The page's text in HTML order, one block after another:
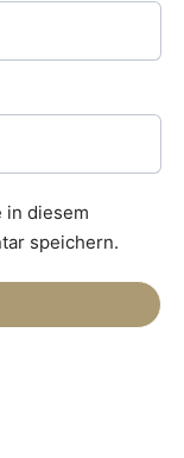
in diesem
speichern.